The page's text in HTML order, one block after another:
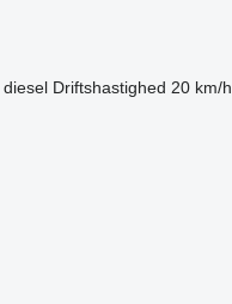
diesel Driftshastighed 20 km/h